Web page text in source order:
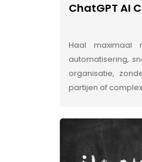
ChatGPT AI
Haal maximaal
automatisering,
organisatie,
partijen of